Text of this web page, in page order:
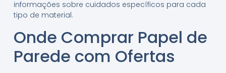
informações sobre cuidados específicos para cada
tipo de material.
Onde Comprar Papel de
Parede com Ofertas